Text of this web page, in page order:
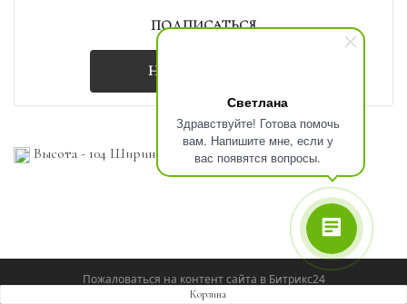
Светлана
Здравствуйте! Готова помочь
вам. Напишите мне, если у
вас появятся вопросы.
Корзина
ПОДПИСАТЬСЯ
НЕТ НА СКЛАДЕ
Высота - 104 Ширина - 70
Пожаловаться на контент cайта в Битрикс24